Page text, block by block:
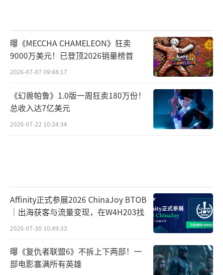
曝《MECCHA CHAMELEON》狂卖
9000万美元！已登顶2026销量榜首
2026-07-07 09:48:17
《幻兽帕鲁》1.0版一周狂卖180万份！
总收入达7亿美元
2026-07-22 10:34:34
Affinity正式参展2026 ChinaJoy BTOB
｜出海获客与流量变现，在W4H203找
2026-07-30 10:49:33
曝《复仇者联盟6》不拆上下两部！一
部电影塞满所有英雄